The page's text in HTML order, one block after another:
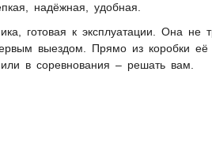
надёжная, удобная.
готовая к эксплуатации. Она не
выездом. Прямо из коробки
в соревнования – решать вам.